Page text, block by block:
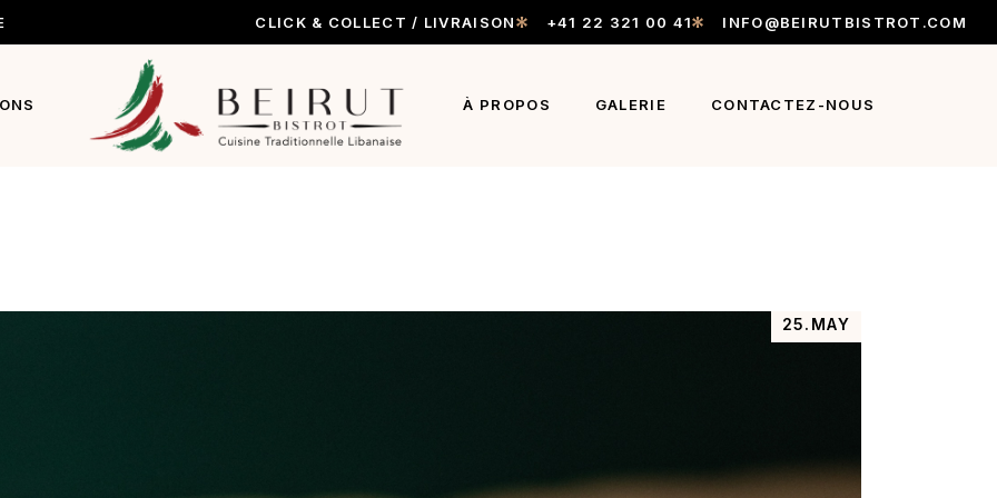
CLICK & COLLECT / LIVRAISON +41 22 321 00 41 INFO@BEIRUTBISTROT.COM
À PROPOS GALERIE CONTACTEZ-NOUS
25.MAY